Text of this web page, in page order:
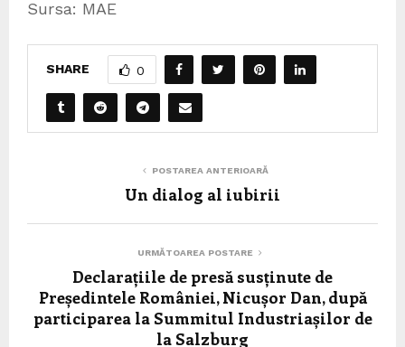
Sursa: MAE
SHARE 0
POSTAREA ANTERIOARĂ
Un dialog al iubirii
URMĂTOAREA POSTARE
Declarațiile de presă susținute de
Președintele României, Nicușor Dan, după
participarea la Summitul Industriașilor de
la Salzburg